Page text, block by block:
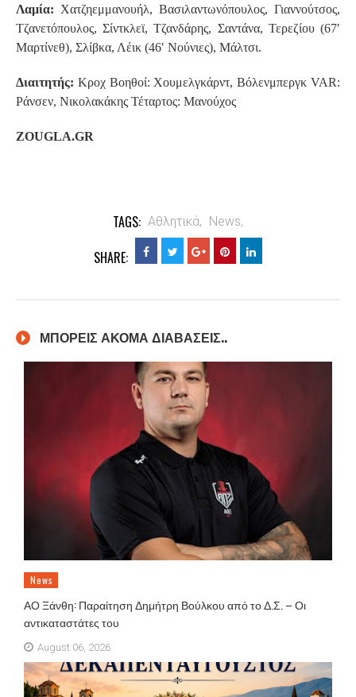
Λαμία: Χατζηεμμανουήλ, Βασιλαντωνόπουλος, Γιαννούτσος,
Τζανετόπουλος, Σίντκλεϊ, Τζανδάρης, Σαντάνα, Τερεζίου (67′
Μαρτίνεθ), Σλίβκα, Λέικ (46′ Νούνιες), Μάλτσι.
Διαιτητής: Κροχ Βοηθοί: Χουμελγκάρντ, Βόλενμπεργκ VAR:
Ράνσεν, Νικολακάκης Τέταρτος: Μανούχος
ZOUGLA.GR
TAGS: Αθλητικά, News,
SHARE:
ΜΠΟΡΕΙΣ ΑΚΟΜΑ ΔΙΑΒΑΣΕΙΣ..
News
ΑΟ Ξάνθη: Παραίτηση Δημήτρη Βούλκου από το Δ.Σ. – Οι
αντικαταστάτες του
August 06, 2026